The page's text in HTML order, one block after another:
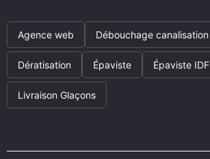
Agence web Débouchage canalisation
Dératisation Épaviste Épaviste IDF
Livraison Glaçons